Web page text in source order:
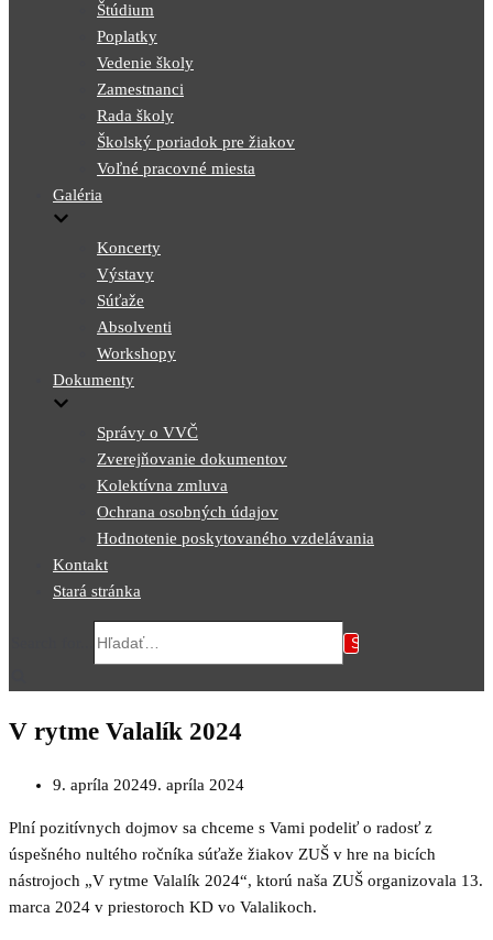
Štúdium
Poplatky
Vedenie školy
Zamestnanci
Rada školy
Školský poriadok pre žiakov
Voľné pracovné miesta
Galéria
Koncerty
Výstavy
Súťaže
Absolventi
Workshopy
Dokumenty
Správy o VVČ
Zverejňovanie dokumentov
Kolektívna zmluva
Ochrana osobných údajov
Hodnotenie poskytovaného vzdelávania
Kontakt
Stará stránka
V rytme Valalík 2024
9. apríla 20249. apríla 2024
Plní pozitívnych dojmov sa chceme s Vami podeliť o radosť z
úspešného nultého ročníka súťaže žiakov ZUŠ v hre na bicích
nástrojoch „V rytme Valalík 2024“, ktorú naša ZUŠ organizovala 13.
marca 2024 v priestoroch KD vo Valalikoch.